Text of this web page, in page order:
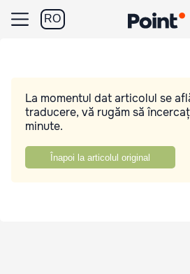
RO
La momentul dat articolul se
traducere, vă rugăm să
minute.
Înapoi la articolul original